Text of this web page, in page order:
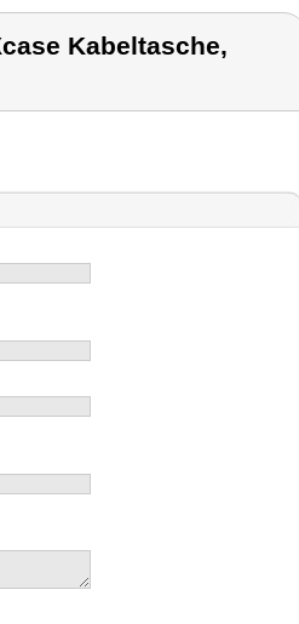
Kabeltasche,